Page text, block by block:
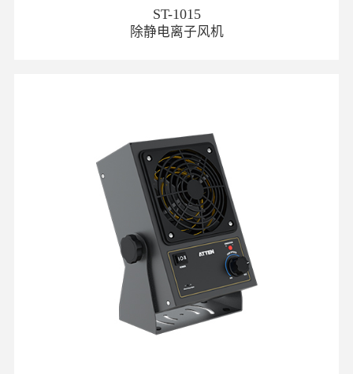
ST-1015
除静电离子风机